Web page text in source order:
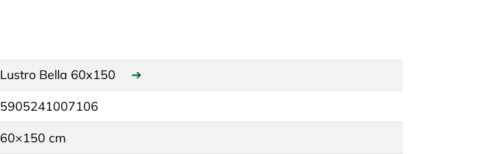
Lustro Bella 60x150
➔
5905241007106
60×150 cm